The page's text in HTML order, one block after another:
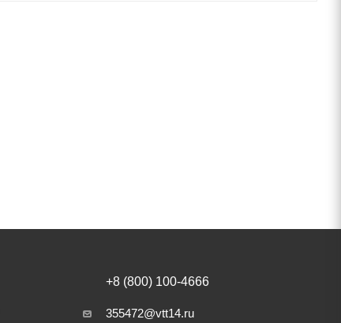
+8 (800) 100-4666
355472@vtt14.ru